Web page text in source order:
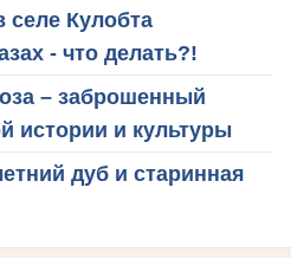
селе Кулобта
- что делать?!
– заброшенный
истории и культуры
дуб и старинная